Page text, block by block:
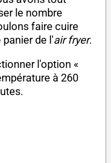
le nombre
faire cuire
de l'air fryer.
l'option «
à 260